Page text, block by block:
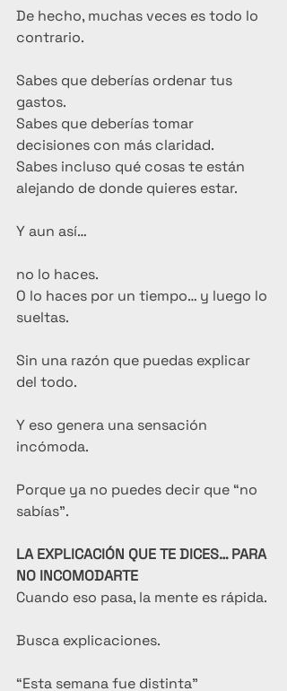
De hecho, muchas veces es todo lo
contrario.
Sabes que deberías ordenar tus
gastos.
Sabes que deberías tomar
decisiones con más claridad.
Sabes incluso qué cosas te están
alejando de donde quieres estar.
Y aun así…
no lo haces.
O lo haces por un tiempo… y luego lo
sueltas.
Sin una razón que puedas explicar
del todo.
Y eso genera una sensación
incómoda.
Porque ya no puedes decir que “no
sabías”.
LA EXPLICACIÓN QUE TE DICES… PARA
NO INCOMODARTE
Cuando eso pasa, la mente es rápida.
Busca explicaciones.
“Esta semana fue distinta”